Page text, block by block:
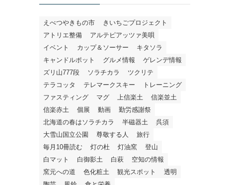
えべつやきもの市
きいちごプロジェクト
アトリエ整備
アルテピアッツァ美唄
イベント
カップ＆ソーサー
キタソラ
キャンドルポット
グルメ情報
ゲレンデ情報
ズリ山777段
ソラチカラ
ツクリテ
テラコッタ
テレマークスキー
トレーニング
ファスティング
マグ 上信楽土
信楽並土
信楽赤土
個展 動画
勤労感謝祭
北海道の春はソラチカラ
半磁器土
呉須
大雪山国立公園
尊敬する人
旅行
毎月10冊読む
灯の杜 灯油窯
登山
白マット
白御影土 白萩
空知の情報
窯元への道
色化粧土 観光スポット
透明